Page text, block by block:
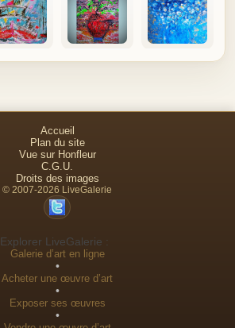
Accueil
Plan du site
Vue sur Honfleur
C.G.U.
Droits des images
© 2007-2026 LiveGalerie
Explorer LiveGalerie :
Galerie d’art en ligne
•
Acheter une œuvre d’art
•
Exposer ses œuvres
•